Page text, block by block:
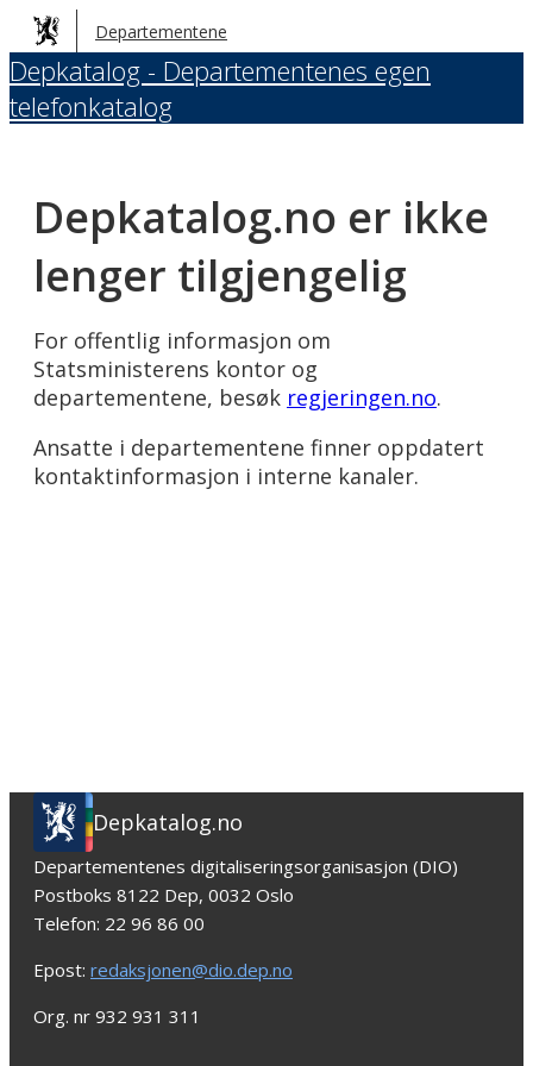
Hopp
til
hovedinnhold
Departementene
Depkatalog - Departementenes egen
telefonkatalog
Depkatalog.no er ikke
lenger tilgjengelig
For offentlig informasjon om
Statsministerens kontor og
departementene, besøk regjeringen.no.
Ansatte i departementene finner oppdatert
kontaktinformasjon i interne kanaler.
Depkatalog.no
Departementenes digitaliseringsorganisasjon (DIO)
Postboks 8122 Dep, 0032 Oslo
Telefon: 22 96 86 00
Epost: redaksjonen@dio.dep.no
Org. nr 932 931 311